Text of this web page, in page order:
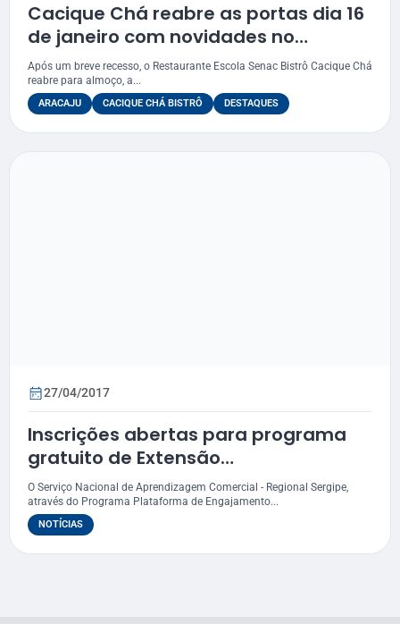
Cacique Chá reabre as portas dia 16
de janeiro com novidades no
cardápio
Após um breve recesso, o Restaurante Escola Senac Bistrô Cacique Chá
reabre para almoço, a...
ARACAJU CACIQUE CHÁ BISTRÔ DESTAQUES
27/04/2017
Inscrições abertas para programa
gratuito de Extensão
Profissionalizante, Miniempresa –
Junior Achievement
O Serviço Nacional de Aprendizagem Comercial - Regional Sergipe,
através do Programa Plataforma de Engajamento...
NOTÍCIAS